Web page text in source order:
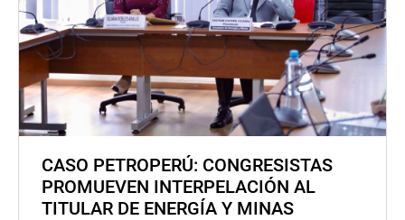
CASO PETROPERÚ: CONGRESISTAS
PROMUEVEN INTERPELACIÓN AL
TITULAR DE ENERGÍA Y MINAS